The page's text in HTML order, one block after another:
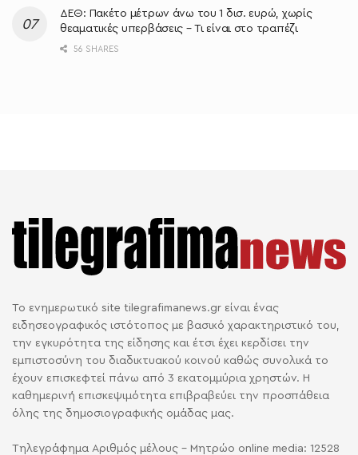
ΔΕΘ: Πακέτο μέτρων άνω του 1 δισ. ευρώ, χωρίς
θεαματικές υπερβάσεις – Τι είναι στο τραπέζι
56 SHARES
Το ενημερωτικό site tilegrafimanews.gr είναι ένας
ειδησεογραφικός ιστότοπος με βασικό χαρακτηριστικό του,
την εγκυρότητα της είδησης και έτσι έχει κερδίσει την
εμπιστοσύνη του διαδικτυακού κοινού καθώς συνολικά το
έχουν επισκεφτεί πάνω από 3 εκατομμύρια χρηστών. Η
καθημερινή επισκεψιμότητα επιβραβεύει την προσπάθεια
όλης της δημοσιογραφικής ομάδας μας.
Τηλεγράφημα Αριθμός μέλους - Μητρώο online media: 12528